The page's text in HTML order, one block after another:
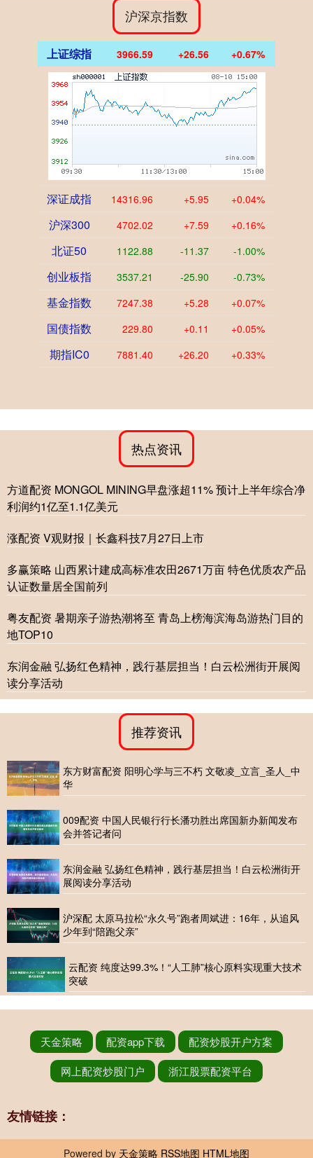
沪深京指数
上证综指 3966.59 +26.56 +0.67%
深证成指 14316.96 +5.95 +0.04%
沪深300 4702.02 +7.59 +0.16%
北证50 1122.88 -11.37 -1.00%
创业板指 3537.21 -25.90 -0.73%
基金指数 7247.38 +5.28 +0.07%
国债指数 229.80 +0.11 +0.05%
期指IC0 7881.40 +26.20 +0.33%
热点资讯
方道配资 MONGOL MINING早盘涨超11% 预计上半年综合净
利润约1亿至1.1亿美元
涨配资 V观财报｜长鑫科技7月27日上市
多赢策略 山西累计建成高标准农田2671万亩 特色优质农产品
认证数量居全国前列
粤友配资 暑期亲子游热潮将至 青岛上榜海滨海岛游热门目的
地TOP10
东润金融 弘扬红色精神，践行基层担当！白云松洲街开展阅
读分享活动
推荐资讯
东方财富配资 阳明心学与三不朽 文敬凌_立言_圣人_中
华
009配资 中国人民银行行长潘功胜出席国新办新闻发布
会并答记者问
东润金融 弘扬红色精神，践行基层担当！白云松洲街开
展阅读分享活动
沪深配 太原马拉松“永久号”跑者周斌进：16年，从追风
少年到“陪跑父亲”
云配资 纯度达99.3%！“人工肺”核心原料实现重大技术
突破
天金策略 配资app下载
配资炒股开户方案
网上配资炒股门户
浙江股票配资平台
友情链接：
Powered by 天金策略 RSS地图 HTML地图